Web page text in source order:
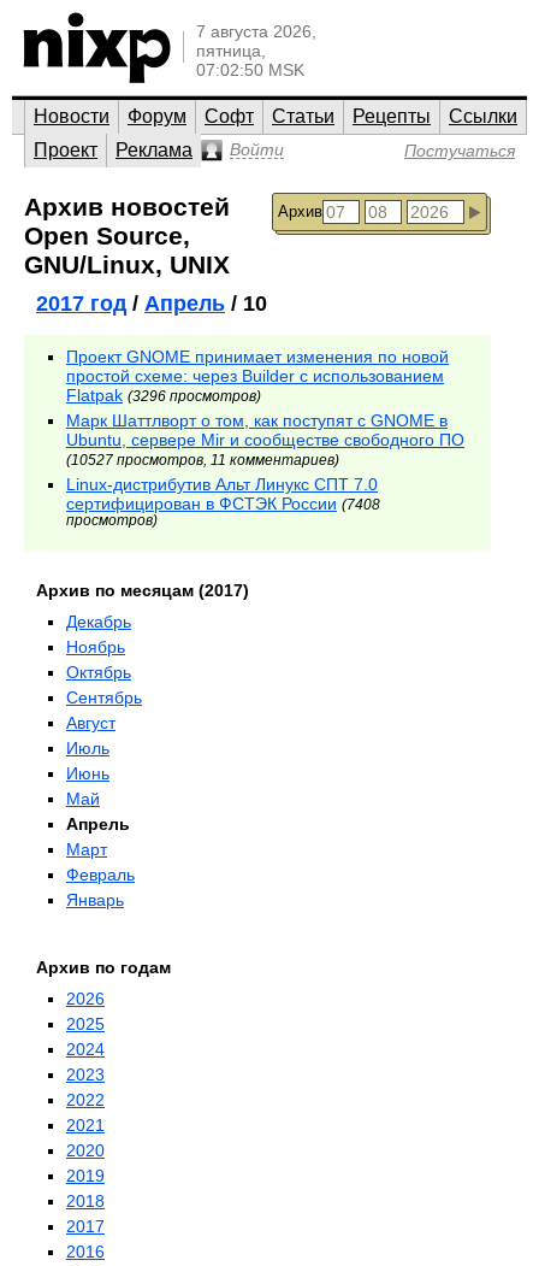
7 августа 2026,
пятница,
07:02:50 MSK
Новости Форум Софт Статьи Рецепты
Ссылки
Проект
Реклама Войти Постучаться
Архив
Архив новостей
Open Source,
GNU/Linux, UNIX
2017 год/ Апрель / 10
Проект GNOME принимает изменения по новой
простой схеме: через Builder с использованием
Flatpak (3296 просмотров)
Марк Шаттлворт о том, как поступят с GNOME в
Ubuntu, сервере Mir и сообществе свободного ПО
(10527 просмотров, 11 комментариев)
Linux-дистрибутив Альт Линукс СПТ 7.0
сертифицирован в ФСТЭК России (7408
просмотров)
Архив по месяцам (2017)
Декабрь
Ноябрь
Октябрь
Сентябрь
Август
Июль
Июнь
Май
Апрель
Март
Февраль
Январь
Архив по годам
2026
2025
2024
2023
2022
2021
2020
2019
2018
2017
2016